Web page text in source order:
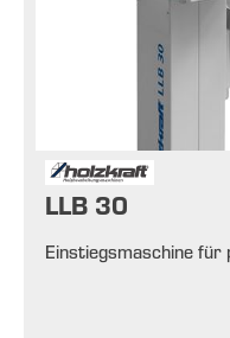
LLB 30
Einstiegsmaschine für